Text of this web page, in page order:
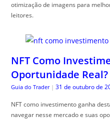
otimização de imagens para
leitores.
NFT Como
Oportunidade Real?
Guia do Trader | 31 de outubro de
NFT como investimento ganha
navegar nesse mercado e suas